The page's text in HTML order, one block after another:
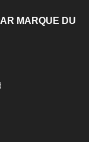
MARQUE DU